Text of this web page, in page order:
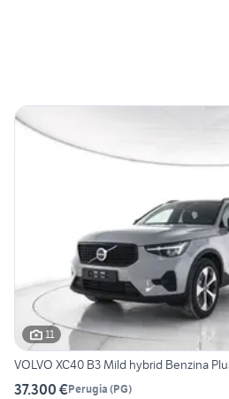
11
VOLVO XC40 B3 Mild hybrid Benzina
37.300 €Perugia (PG)